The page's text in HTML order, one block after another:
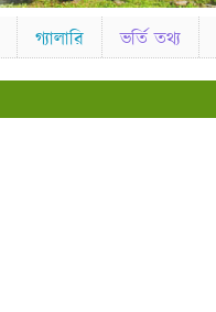
গ্যালারি ভর্তি তথ্য